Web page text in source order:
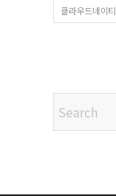
클라우드네이